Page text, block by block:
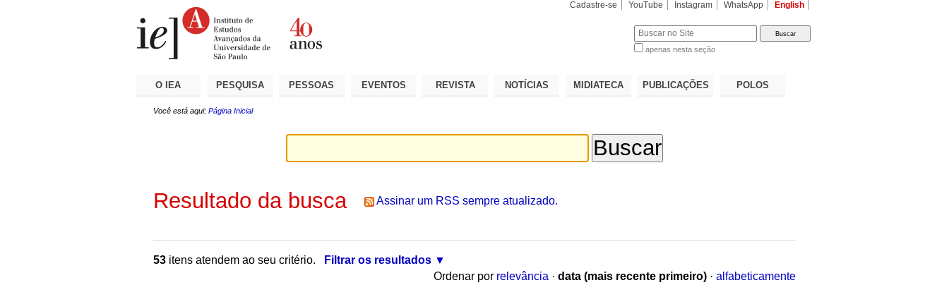
Cadastre-se YouTube Instagram WhatsApp English
apenas nesta seção
O IEA PESQUISA PESSOAS EVENTOS REVISTA NOTÍCIAS MIDIATECA PUBLICAÇÕES POLOS
Você está aqui: Página Inicial
Resultado da busca Assinar um RSS sempre atualizado.
53 itens atendem ao seu critério.
Filtrar os resultados
Ordenar por relevância · data (mais recente primeiro) · alfabeticamente